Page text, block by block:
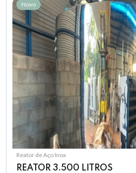
Novo
Reator de Aço Inox
REATOR 3.500 LITROS